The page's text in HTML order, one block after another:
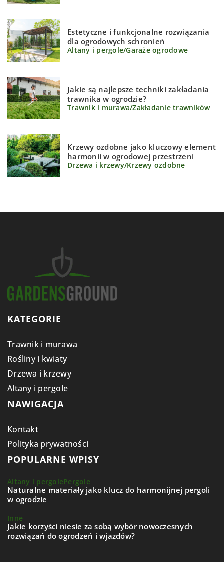
Estetyczne i funkcjonalne rozwiązania
dla ogrodowych schronień
Altany i pergole/Garaże ogrodowe
Jakie są najlepsze techniki zakładania
trawnika w ogrodzie?
Trawnik i murawa/Zakładanie trawników
Krzewy ozdobne jako kluczowy element
harmonii w ogrodowej przestrzeni
Drzewa i krzewy/Krzewy ozdobne
KATEGORIE
Trawnik i murawa
Rośliny i kwiaty
Drzewa i krzewy
Altany i pergole
NAWIGACJA
Kontakt
Polityka prywatności
POPULARNE WPISY
Altany i pergolePergole
Naturalne materiały jako klucz do harmonijnej pergoli
w ogrodzie
Inne
Jakie korzyści niesie za sobą wybór nowoczesnych
rozwiązań do ogrodzeń i wjazdów?